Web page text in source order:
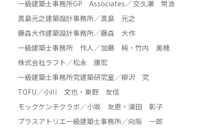
一級建築士事務所GP Associates／ 交久瀬 常浩
真島元之建築設計事務所／真島 元之
藤森大作建築設計事務所／藤森 大作
一級建築士事務所 作人／加藤 純・竹内 美穂
株式会社ラフト／松永 康宏
一級建築士事務所究建築研究室／柳沢 究
TOFU／小川 文也・東野 友信
モックケンチクラボ／小坂 友恵・浦田 彰子
プラスアトリエ一級建築士事務所／向阪 一郎